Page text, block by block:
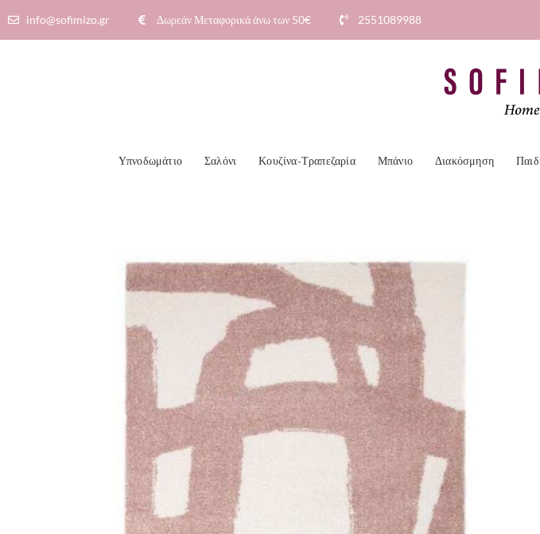
info@sofimizo.gr Δωρεάν Μεταφορικά άνω των 50€​ 2551089988
Υπνοδωμάτιο Σαλόνι Κουζίνα-Τραπεζαρία Μπάνιο Διακόσμηση